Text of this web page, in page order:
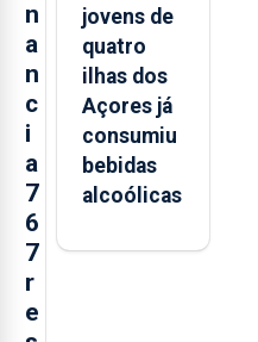
n
a
n
c
i
a
7
6
7
r
e
jovens de
quatro
ilhas dos
Açores já
consumiu
bebidas
alcoólicas